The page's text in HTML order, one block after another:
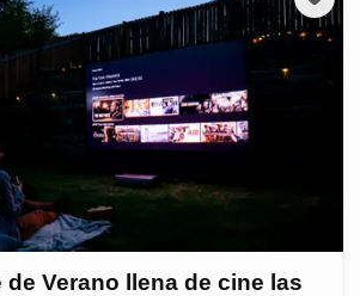
de Verano llena de cine las